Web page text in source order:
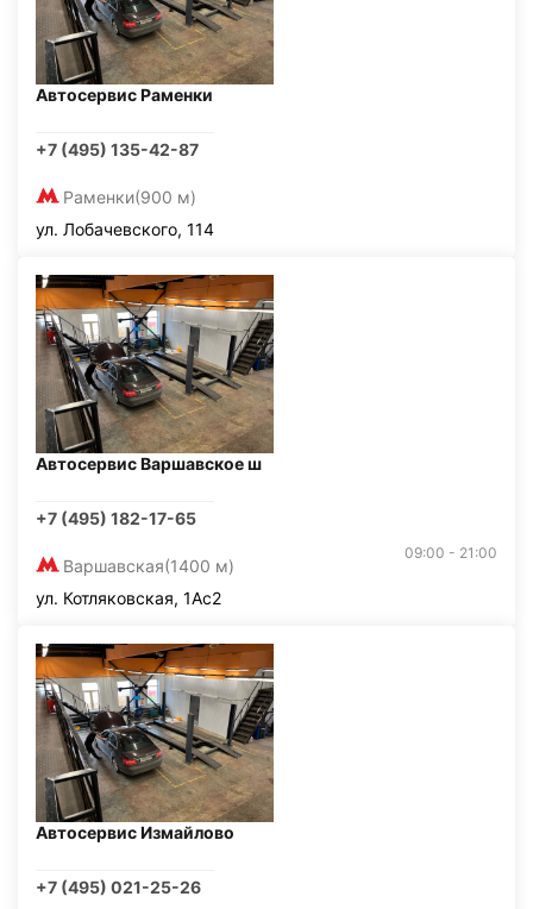
Автосервис Раменки
+7 (495) 135-42-87
Раменки(900 м)
ул. Лобачевского, 114
Автосервис Варшавское ш
+7 (495) 182-17-65
Варшавская(1400 м)
09:00 - 21:00
ул. Котляковская, 1Ас2
Автосервис Измайлово
+7 (495) 021-25-26